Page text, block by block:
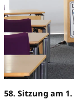
58. Sitzung am